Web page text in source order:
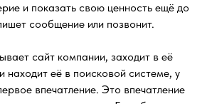
и показать свою ценность ещё до
сообщение или позвонит.
сайт компании, заходит в её
находит её в поисковой системе, у
впечатление. Это впечатление